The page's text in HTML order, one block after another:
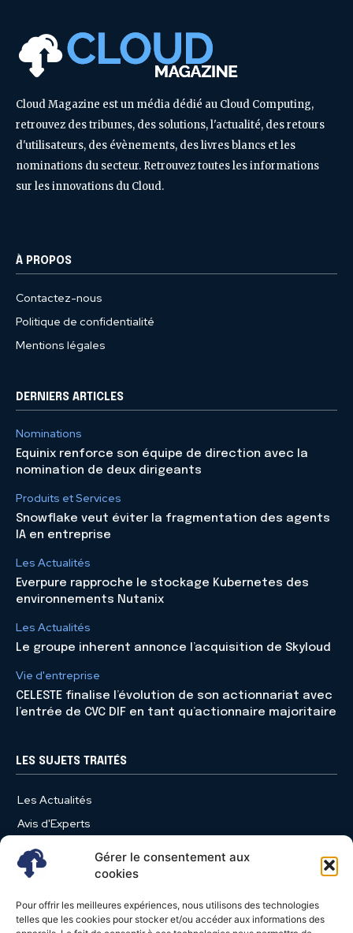
Gérer le consentement aux
cookies
Pour offrir les meilleures expériences, nous utilisons des technologies
telles que les cookies pour stocker et/ou accéder aux informations des
Cloud Magazine est un média dédié au Cloud Computing,
retrouvez des tribunes, des solutions, l'actualité, des retours
d'utilisateurs, des évènements, des livres blancs et les
nominations du secteur. Retrouvez toutes les informations
sur les innovations du Cloud.
À PROPOS
Contactez-nous
Politique de confidentialité
Mentions légales
DERNIERS ARTICLES
Nominations
Equinix renforce son équipe de direction avec la
nomination de deux dirigeants
Produits et Services
Snowflake veut éviter la fragmentation des agents
IA en entreprise
Les Actualités
Everpure rapproche le stockage Kubernetes des
environnements Nutanix
Les Actualités
Le groupe inherent annonce l’acquisition de Skyloud
Vie d'entreprise
CELESTE finalise l’évolution de son actionnariat avec
l’entrée de CVC DIF en tant qu’actionnaire majoritaire
LES SUJETS TRAITÉS
Les Actualités
Avis d'Experts
Produits et Services
Vie d'entreprise
Nominations